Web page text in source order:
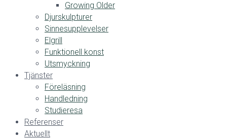
Growing Older
Djurskulpturer
Sinnesupplevelser
Elgrill
Funktionell konst
Utsmyckning
Tjänster
Föreläsning
Handledning
Studieresa
Referenser
Aktuellt